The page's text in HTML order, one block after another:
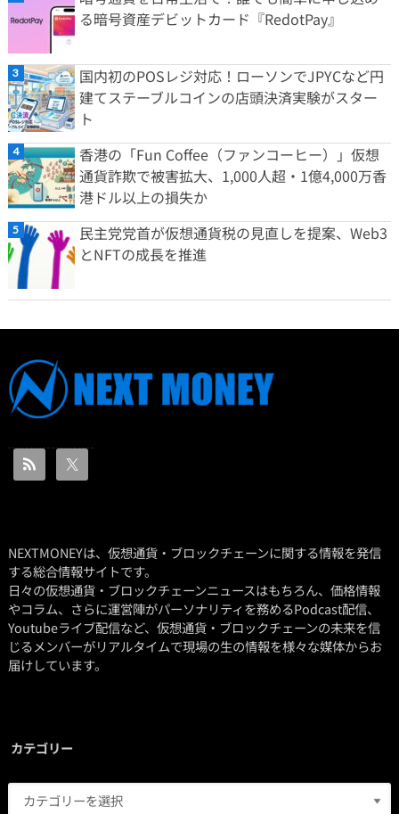
る暗号資産デビットカード『RedotPay』
国内初のPOSレジ対応！ローソンでJPYCなど円
建てステーブルコインの店頭決済実験がスター
ト
香港の「Fun Coffee（ファンコーヒー）」仮想
通貨詐欺で被害拡大、1,000人超・1億4,000万香
港ドル以上の損失か
民主党党首が仮想通貨税の見直しを提案、Web3
とNFTの成長を推進
NEXTMONEYは、仮想通貨・ブロックチェーンに関する情報を発信
する総合情報サイトです。
日々の仮想通貨・ブロックチェーンニュースはもちろん、価格情報
やコラム、さらに運営陣がパーソナリティを務めるPodcast配信、
Youtubeライブ配信など、仮想通貨・ブロックチェーンの未来を信
じるメンバーがリアルタイムで現場の生の情報を様々な媒体からお
届けしています。
カテゴリー